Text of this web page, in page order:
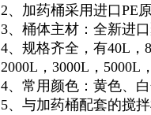
2、加药桶采用进口PE
3、桶体主材：全新进
4、规格齐全，有40L，
2000L，3000L，5000L
4、常用颜色：黄色、
5、与加药桶配套的搅